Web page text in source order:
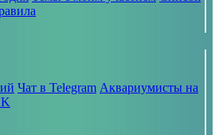
Чат в Telegram Аквариумисты на